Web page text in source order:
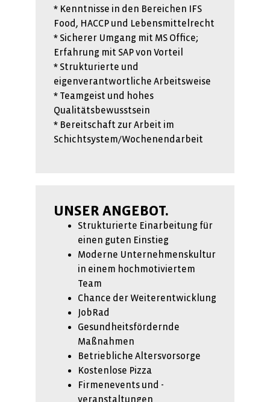
* Kenntnisse in den Bereichen IFS
Food, HACCP und Lebensmittelrecht
* Sicherer Umgang mit MS Office;
Erfahrung mit SAP von Vorteil
* Strukturierte und
eigenverantwortliche Arbeitsweise
* Teamgeist und hohes
Qualitätsbewusstsein
* Bereitschaft zur Arbeit im
Schichtsystem/Wochenendarbeit
UNSER ANGEBOT.
Strukturierte Einarbeitung für
einen guten Einstieg
Moderne Unternehmenskultur
in einem hochmotiviertem
Team
Chance der Weiterentwicklung
JobRad
Gesundheitsfördernde
Maßnahmen
Betriebliche Altersvorsorge
Kostenlose Pizza
Firmenevents und -
veranstaltungen